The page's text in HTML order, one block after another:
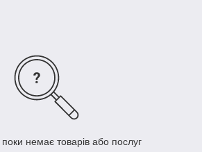
поки немає товарів або послуг